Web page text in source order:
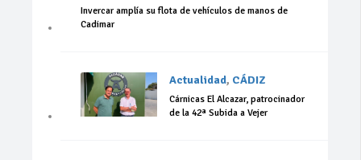
Invercar amplía su flota de vehículos de manos de
Cadimar
Actualidad, CÁDIZ
Cárnicas El Alcazar, patrocinador
de la 42ª Subida a Vejer